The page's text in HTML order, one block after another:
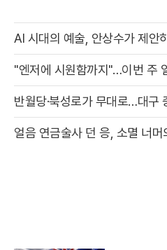
AI 시대의 예술, 안상수가 제안
"엔저에 시원함까지"…이번 주
반월당·북성로가 무대로…대구
얼음 연금술사 던 응, 소멸 너머